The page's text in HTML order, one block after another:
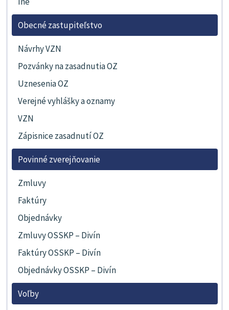
Obecné zastupiteľstvo
Návrhy VZN
Pozvánky na zasadnutia OZ
Uznesenia OZ
Verejné vyhlášky a oznamy
VZN
Zápisnice zasadnutí OZ
Povinné zverejňovanie
Zmluvy
Faktúry
Objednávky
Zmluvy OSSKP – Divín
Faktúry OSSKP – Divín
Objednávky OSSKP – Divín
Voľby